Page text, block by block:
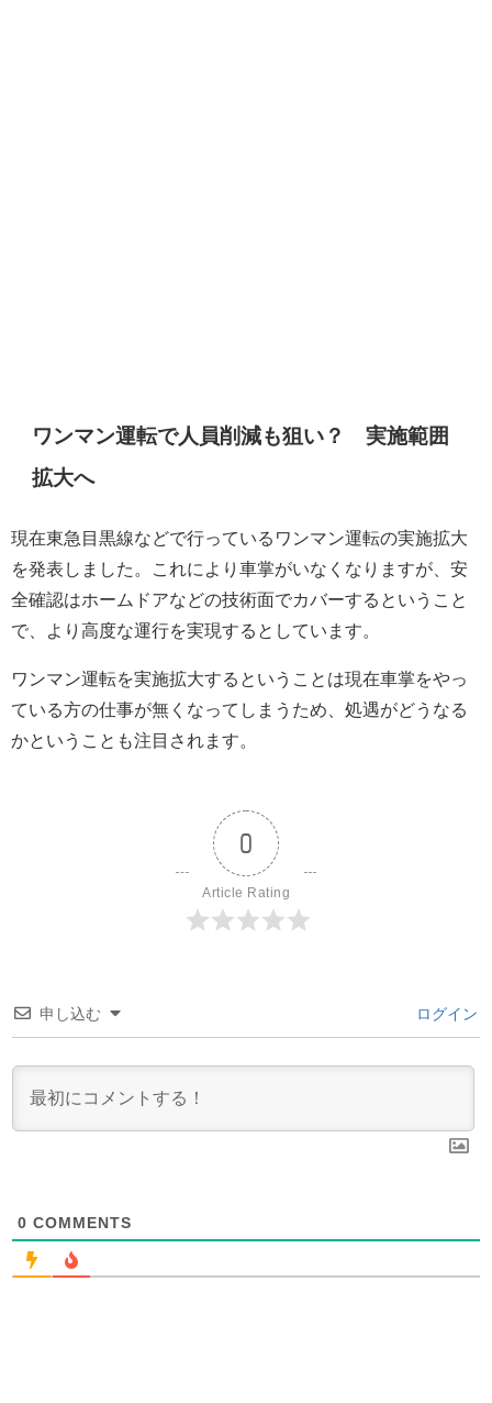
ワンマン運転で人員削減も狙い？ 実施範囲
拡大へ
現在東急目黒線などで行っているワンマン運転の実施拡大
を発表しました。これにより車掌がいなくなりますが、安
全確認はホームドアなどの技術面でカバーするということ
で、より高度な運行を実現するとしています。
ワンマン運転を実施拡大するということは現在車掌をやっ
ている方の仕事が無くなってしまうため、処遇がどうなる
かということも注目されます。
0
Article Rating
申し込む ログイン
0 COMMENTS